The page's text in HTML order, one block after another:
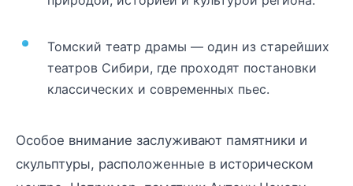
Томский театр драмы — один из старейших
театров Сибири, где проходят постановки
классических и современных пьес.
Особое внимание заслуживают памятники и
скульптуры, расположенные в историческом